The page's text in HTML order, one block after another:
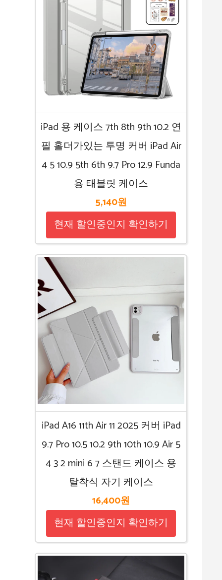
iPad 용 케이스 7th 8th 9th 10.2 연
필 홀더가있는 투명 커버 iPad Air
4 5 10.9 5th 6th 9.7 Pro 12.9 Funda
용 태블릿 케이스
5,140원
현재 할인중인지 확인하기
iPad A16 11th Air 11 2025 커버 iPad
9.7 Pro 10.5 10.2 9th 10th 10.9 Air 5
4 3 2 mini 6 7 스탠드 케이스 용
탈착식 자기 케이스
16,400원
현재 할인중인지 확인하기